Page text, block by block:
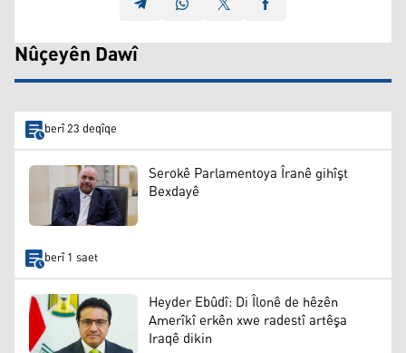
Nûçeyên Dawî
berî 23 deqîqe
Serokê Parlamentoya Îranê gihîşt
Bexdayê
berî 1 saet
Heyder Ebûdî: Di Îlonê de hêzên
Amerîkî erkên xwe radestî artêşa
Iraqê dikin